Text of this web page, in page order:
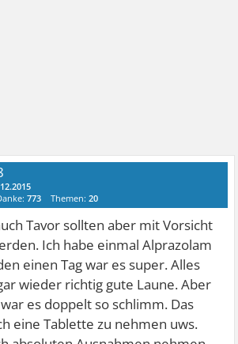
773 Themen:20
Tavor sollten aber mit Vorsicht
Ich habe einmal Alprazolam
einen Tag war es super. Alles
wieder richtig gute Laune. Aber
es doppelt so schlimm. Das
eine Tablette zu nehmen uws.